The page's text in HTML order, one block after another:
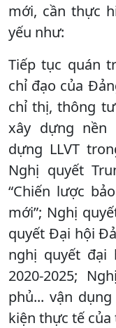
mới, cần thực
yếu như:
Tiếp tục quán
chỉ đạo của
chỉ thị, thông
xây dựng nền
dựng LLVT
Nghị quyết
“Chiến lược
mới”; Nghị
quyết Đại hội
nghị quyết đại
2020-2025;
phủ... vận
kiện thực tế của